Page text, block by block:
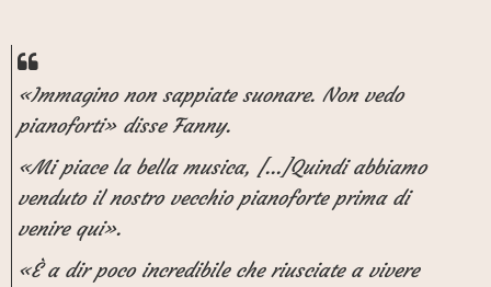
«Immagino non sappiate suonare. Non vedo
pianoforti» disse Fanny.
«Mi piace la bella musica, [...]Quindi abbiamo
venduto il nostro vecchio pianoforte prima di
venire qui».
«È a dir poco incredibile che riusciate a vivere